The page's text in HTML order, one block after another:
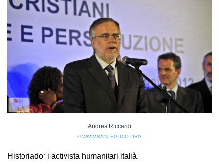
Andrea Riccardi
© WWW.SANTEGIDIO.ORG
Historiador i activista humanitari italià.